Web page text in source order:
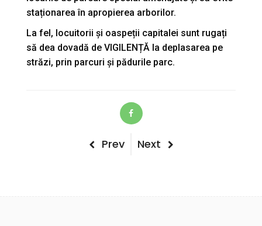
staționarea în apropierea arborilor.
La fel, locuitorii și oaspeții capitalei sunt rugați
să dea dovadă de VIGILENȚĂ la deplasarea pe
străzi, prin parcuri și pădurile parc.
Previous
Prev
Next
Next